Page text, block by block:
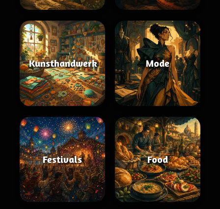
Kunsthandwerk Mode
Festivals Food